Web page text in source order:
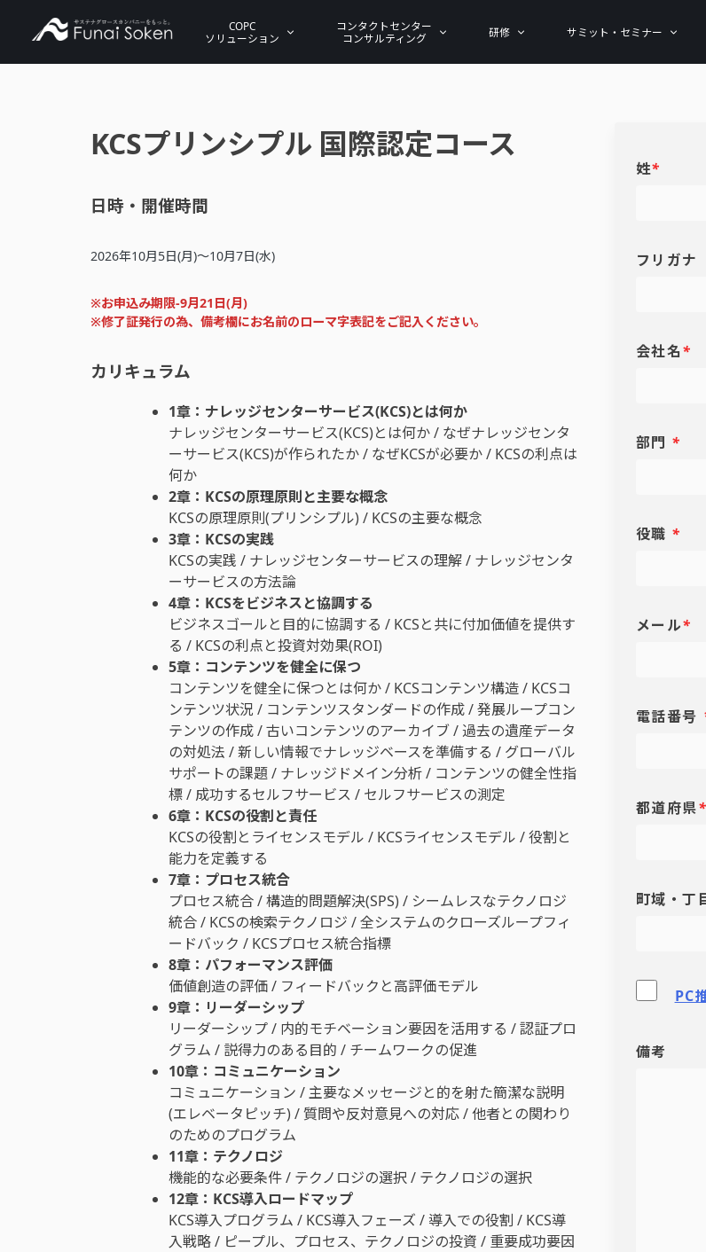
COPC
ソリューション
コンタクトセンター
コンサルティング
研修 サミット・セミナー
KCSプリンシプル 国際認定コース
日時・開催時間
2026年10月5日(月)～10月7日(水)
※お申込み期限-9月21日(月)
※修了証発行の為、備考欄にお名前のローマ字表記をご記入ください。
カリキュラム
1章：ナレッジセンターサービス(KCS)とは何か
ナレッジセンターサービス(KCS)とは何か / なぜナレッジセンタ
ーサービス(KCS)が作られたか / なぜKCSが必要か / KCSの利点は
何か
2章：KCSの原理原則と主要な概念
KCSの原理原則(プリンシプル) / KCSの主要な概念
3章：KCSの実践
KCSの実践 / ナレッジセンターサービスの理解 / ナレッジセンタ
ーサービスの方法論
4章：KCSをビジネスと協調する
ビジネスゴールと目的に協調する / KCSと共に付加価値を提供す
る / KCSの利点と投資対効果(ROI)
5章：コンテンツを健全に保つ
コンテンツを健全に保つとは何か / KCSコンテンツ構造 / KCSコ
ンテンツ状況 / コンテンツスタンダードの作成 / 発展ループコン
テンツの作成 / 古いコンテンツのアーカイブ / 過去の遺産データ
の対処法 / 新しい情報でナレッジベースを準備する / グローバル
サポートの課題 / ナレッジドメイン分析 / コンテンツの健全性指
標 / 成功するセルフサービス / セルフサービスの測定
6章：KCSの役割と責任
KCSの役割とライセンスモデル / KCSライセンスモデル / 役割と
能力を定義する
7章：プロセス統合
プロセス統合 / 構造的問題解決(SPS) / シームレスなテクノロジ
統合 / KCSの検索テクノロジ / 全システムのクローズループフィ
ードバック / KCSプロセス統合指標
8章：パフォーマンス評価
価値創造の評価 / フィードバックと高評価モデル
9章：リーダーシップ
リーダーシップ / 内的モチベーション要因を活用する / 認証プロ
グラム / 説得力のある目的 / チームワークの促進
10章：コミュニケーション
コミュニケーション / 主要なメッセージと的を射た簡潔な説明
(エレベータピッチ) / 質問や反対意見への対応 / 他者との関わり
のためのプログラム
11章：テクノロジ
機能的な必要条件 / テクノロジの選択 / テクノロジの選択
12章：KCS導入ロードマップ
KCS導入プログラム / KCS導入フェーズ / 導入での役割 / KCS導
入戦略 / ピープル、プロセス、テクノロジの投資 / 重要成功要因
姓*
フリガナ
会社名*
部門 *
役職 *
メール*
電話番号
都道府県*
町域・丁
PC
備考